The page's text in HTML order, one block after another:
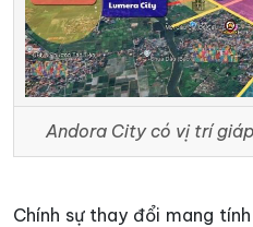
Andora City có vị trí
Chính sự thay đổi mang